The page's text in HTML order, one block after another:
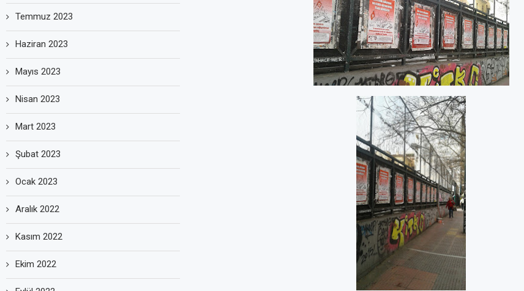
Temmuz 2023
Haziran 2023
Mayıs 2023
Nisan 2023
Mart 2023
Şubat 2023
Ocak 2023
Aralık 2022
Kasım 2022
Ekim 2022